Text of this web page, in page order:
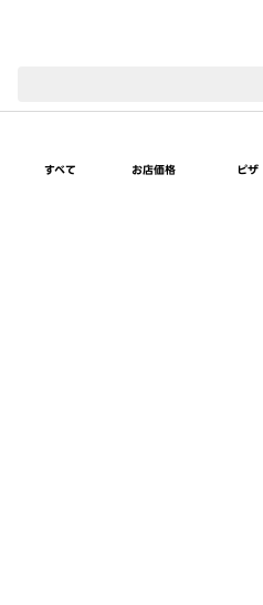
すべて お店価格 ピザ